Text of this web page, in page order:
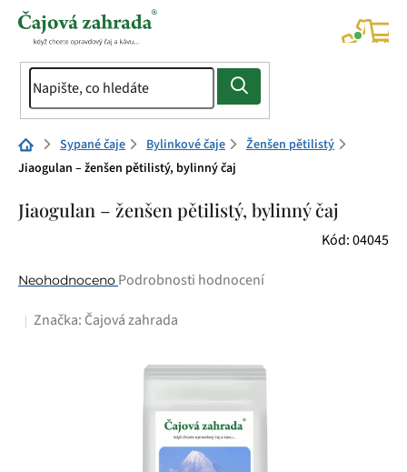
Přejít
Domů Sypané čaje Bylinkové čaje
Ženšen pětilistý
Jiaogulan – ženšen pětilistý, bylinný čaj
Jiaogulan – ženšen pětilistý, bylinný čaj
Kód:04045
Průměrné
produktu
Neohodnoceno Podrobnosti hodnocení
Značka: Čajová zahrada